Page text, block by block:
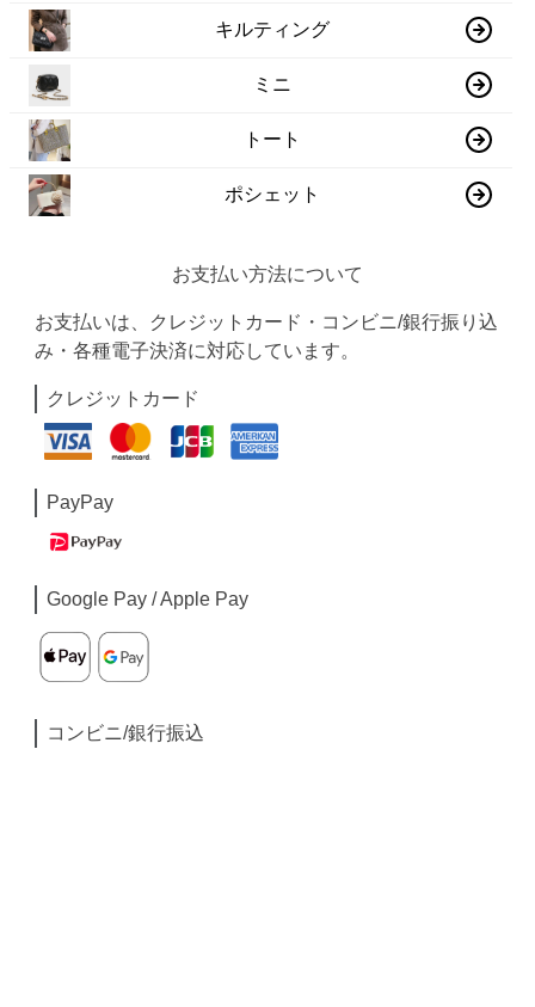
キルティング
ミニ
トート
ポシェット
お支払い方法について
お支払いは、クレジットカード・コンビニ/銀行振り込
み・各種電子決済に対応しています。
クレジットカード
PayPay
Google Pay / Apple Pay
コンビニ/銀行振込